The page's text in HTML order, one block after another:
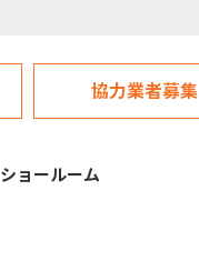
協力業者募集
ショールーム